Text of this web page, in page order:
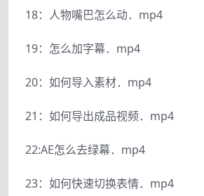
18：人物嘴巴怎么动．mp4
19：怎么加字幕．mp4
20：如何导入素材．mp4
21：如何导出成品视频．mp4
22:AE怎么去绿幕．mp4
23：如何快速切换表情．mp4